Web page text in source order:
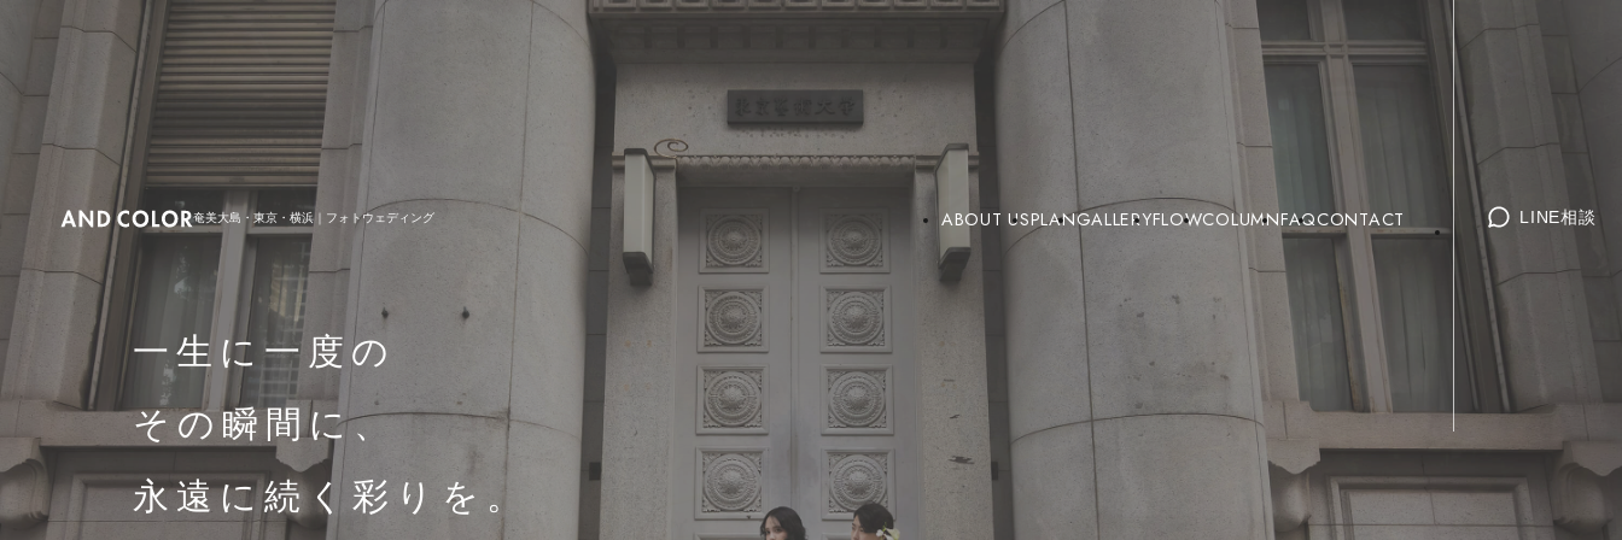
奄美大島・東京・横浜｜フォトウェディング ABOUT USPLANGALLERYFLOWCOLUMNFAQCONTACT LINE相談
一生に一度の
その瞬間に、
永遠に続く彩りを。